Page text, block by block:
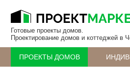
Готовые проекты домов.
Проектирование домов и коттеджей в
ПРОЕКТЫ ДОМОВ